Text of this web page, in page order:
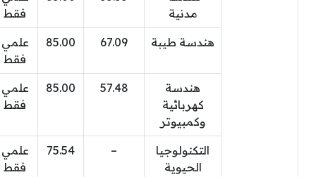
مدنية
فقط
هندسة طيبة 67.09
85.00
علمي
فقط
هندسة
كهربائية
وكمبيوتر
57.48
85.00
علمي
فقط
التكنولوجيا
الحيوية
–
75.54
علمي
فقط